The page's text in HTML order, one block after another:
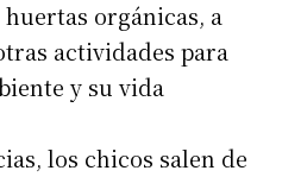
orgánicas, a
actividades para
y su vida
los chicos salen de